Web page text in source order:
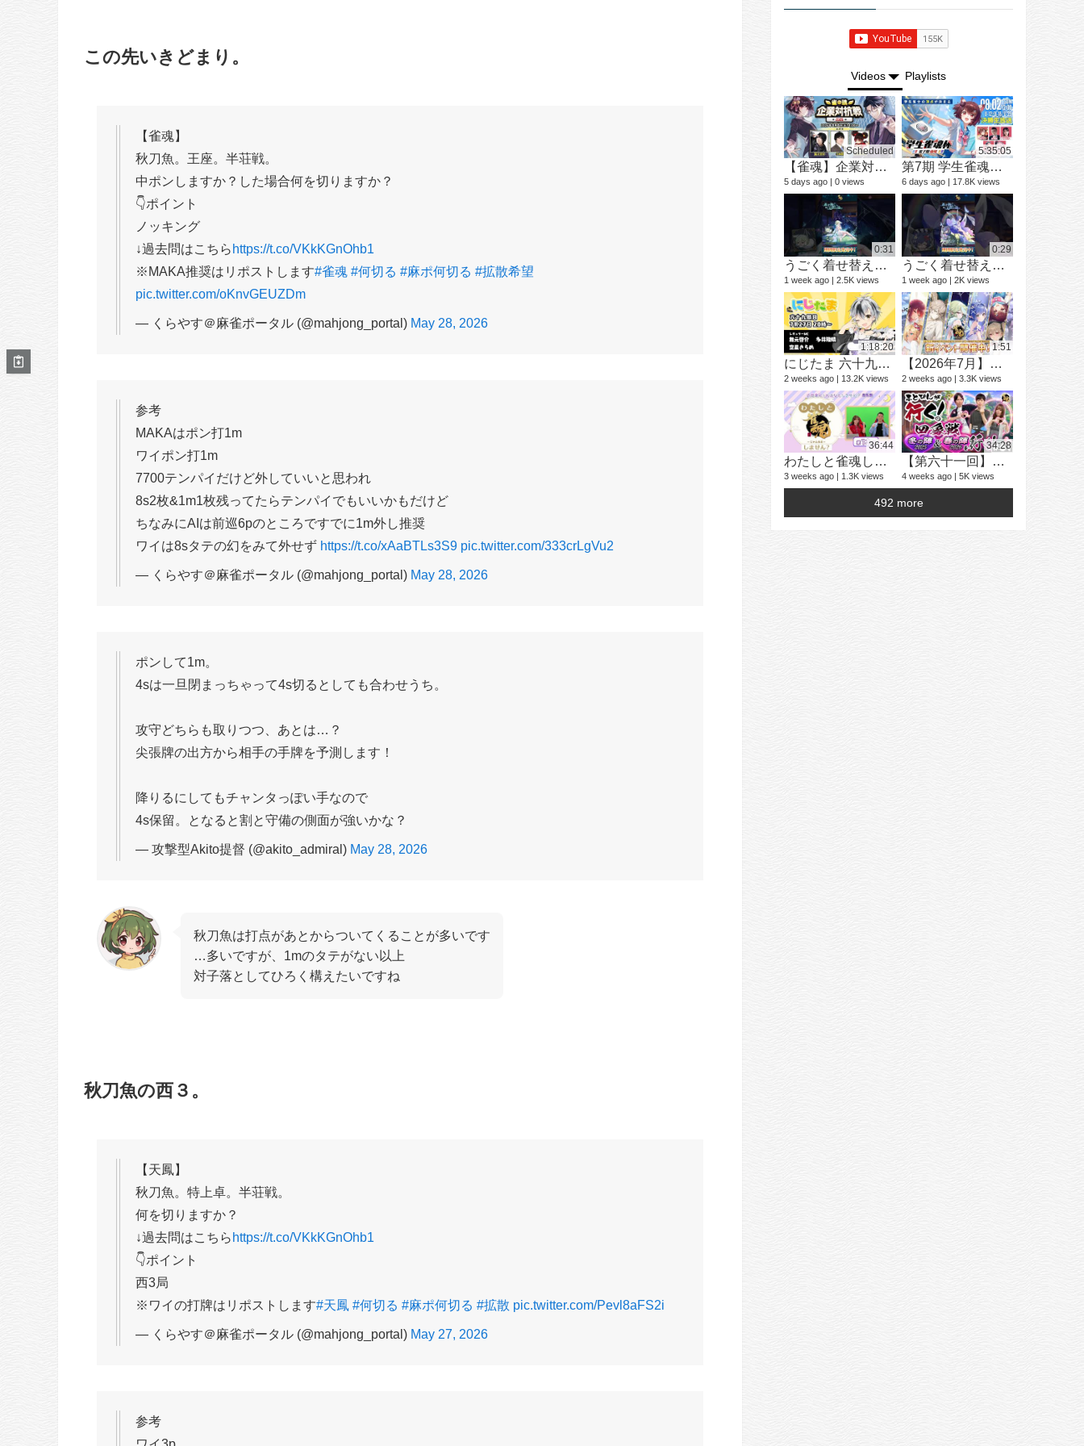
この先いきどまり。
【雀魂】
秋刀魚。王座。半荘戦。
中ポンしますか？した場合何を切りますか？
👇ポイント
ノッキング
↓過去問はこちら https://t.co/VKkKGnOhb1
※MAKA推奨はリポストします#雀魂 #何切る #麻ポ何切る #拡散希望
pic.twitter.com/oKnvGEUZDm
— くらやす＠麻雀ポータル (@mahjong_portal) May 28, 2026
参考
MAKAはポン打1m
ワイポン打1m
7700テンパイだけど外していいと思われ
8s2枚&1m1枚残ってたらテンパイでもいいかもだけど
ちなみにAIは前巡6pのところですでに1m外し推奨
ワイは8sタテの幻をみて外せず https://t.co/xAaBTLs3S9 pic.twitter.com/333crLgVu2
— くらやす＠麻雀ポータル (@mahjong_portal) May 28, 2026
ポンして1m。
4sは一旦閉まっちゃって4s切るとしても合わせうち。
攻守どちらも取りつつ、あとは…？
尖張牌の出方から相手の手牌を予測します！
降りるにしてもチャンタっぽい手なので
4s保留。となると割と守備の側面が強いかな？
— 攻撃型Akito提督 (@akito_admiral) May 28, 2026
秋刀魚は打点があとからついてくることが多いです
…多いですが、1mのタテがない以上
対子落としてひろく構えたいですね
秋刀魚の西３。
【天鳳】
秋刀魚。特上卓。半荘戦。
何を切りますか？
↓過去問はこちら https://t.co/VKkKGnOhb1
👇ポイント
西3局
※ワイの打牌はリポストします#天鳳 #何切る #麻ポ何切る #拡散 pic.twitter.com/Pevl8aFS2i
— くらやす＠麻雀ポータル (@mahjong_portal) May 27, 2026
参考
Videos Playlists
Scheduled
【雀魂】企業対抗戦2026【予選】
5 days ago 0 views
5:35:05
第7期 学生雀魂杯 南場 決勝
6 days ago 17.8K views
0:31
うごく着せ替え紹介動画 ミラ #shorts
1 week ago 2.5K views
0:29
うごく着せ替え紹介動画 七海 礼奈 #shorts
1 week ago 2K views
1:18:20
にじたま 六十九局目 今日は何のルールで遊ぼうかにゃ？
2 weeks ago 13.2K views
1:51
【2026年7月】「雀魂 じゃんたま」 イベント 新内容一覧
2 weeks ago 3.3K views
36:44
わたしと雀魂しません？ 第13回目内田真礼とおはなししません！？
3 weeks ago 1.3K views
34:28
【第六十一回】ふとぴんが行く！四象戦 冬の陣25/春の陣26 編
4 weeks ago 5K views
492 more